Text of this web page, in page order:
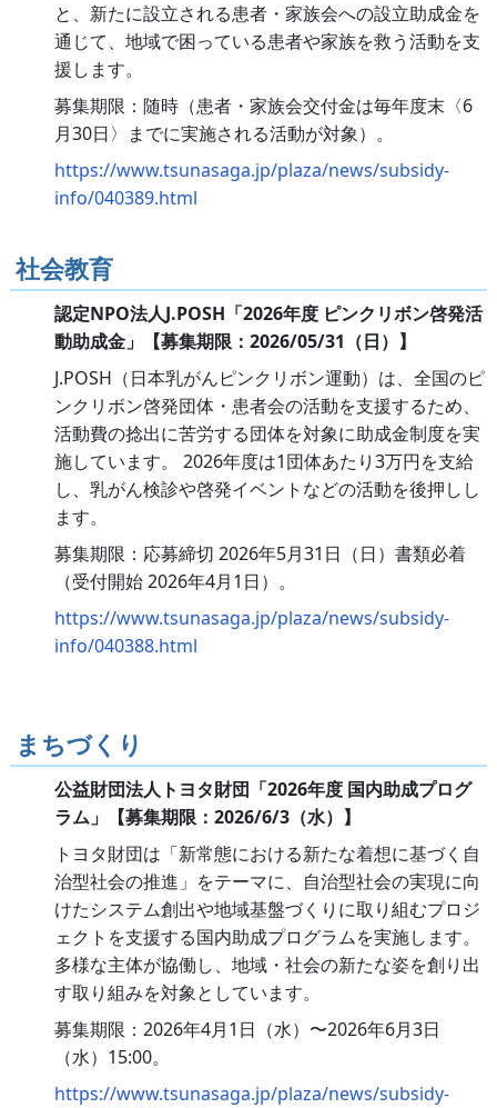
と、新たに設立される患者・家族会への設立助成金を
通じて、地域で困っている患者や家族を救う活動を支
援します。
募集期限：随時（患者・家族会交付金は毎年度末〈6
月30日〉までに実施される活動が対象）。
https://www.tsunasaga.jp/plaza/news/subsidy-
info/040389.html
社会教育
認定NPO法人J.POSH「2026年度 ピンクリボン啓発活
動助成金」【募集期限：2026/05/31（日）】
J.POSH（日本乳がんピンクリボン運動）は、全国のピ
ンクリボン啓発団体・患者会の活動を支援するため、
活動費の捻出に苦労する団体を対象に助成金制度を実
施しています。 2026年度は1団体あたり3万円を支給
し、乳がん検診や啓発イベントなどの活動を後押しし
ます。
募集期限：応募締切 2026年5月31日（日）書類必着
（受付開始 2026年4月1日）。
https://www.tsunasaga.jp/plaza/news/subsidy-
info/040388.html
まちづくり
公益財団法人トヨタ財団「2026年度 国内助成プログ
ラム」【募集期限：2026/6/3（水）】
トヨタ財団は「新常態における新たな着想に基づく自
治型社会の推進」をテーマに、自治型社会の実現に向
けたシステム創出や地域基盤づくりに取り組むプロジ
ェクトを支援する国内助成プログラムを実施します。
多様な主体が協働し、地域・社会の新たな姿を創り出
す取り組みを対象としています。
募集期限：2026年4月1日（水）〜2026年6月3日
（水）15:00。
https://www.tsunasaga.jp/plaza/news/subsidy-